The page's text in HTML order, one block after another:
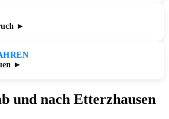
►
►
und nach Etterzhausen